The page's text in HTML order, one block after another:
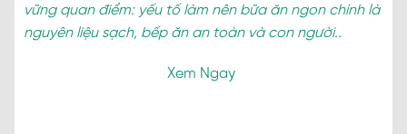
vững quan điểm: yếu tố làm nên bữa ăn ngon chính là
nguyên liệu sạch, bếp ăn an toàn và con người..
Xem Ngay